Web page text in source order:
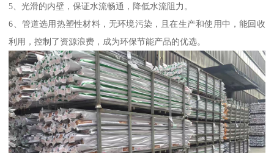
5、光滑的内壁，保证水流畅通，降低水流阻力。
6、管道选用热塑性材料，无环境污染，且在生产和使用中，能回收
利用，控制了资源浪费，成为环保节能产品的优选。